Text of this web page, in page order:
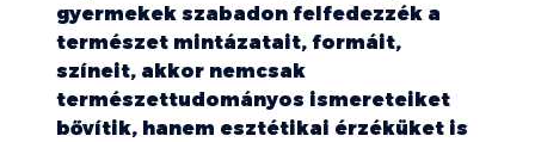
gyermekek szabadon felfedezzék a
természet mintázatait, formáit,
színeit, akkor nemcsak
természettudományos ismereteiket
bővítik, hanem esztétikai érzéküket is